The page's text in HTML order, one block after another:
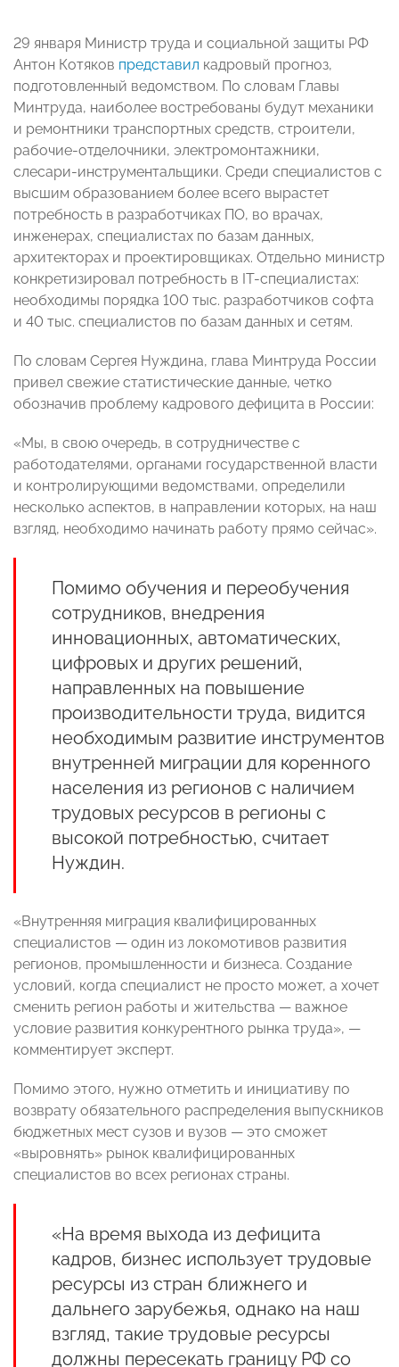
29 января Министр труда и социальной защиты РФ
Антон Котяков представил кадровый прогноз,
подготовленный ведомством. По словам Главы
Минтруда, наиболее востребованы будут механики
и ремонтники транспортных средств, строители,
рабочие-отделочники, электромонтажники,
слесари-инструментальщики. Среди специалистов с
высшим образованием более всего вырастет
потребность в разработчиках ПО, во врачах,
инженерах, специалистах по базам данных,
архитекторах и проектировщиках. Отдельно министр
конкретизировал потребность в IT-специалистах:
необходимы порядка 100 тыс. разработчиков софта
и 40 тыс. специалистов по базам данных и сетям.
По словам Сергея Нуждина, глава Минтруда России
привел свежие статистические данные, четко
обозначив проблему кадрового дефицита в России:
«Мы, в свою очередь, в сотрудничестве с
работодателями, органами государственной власти
и контролирующими ведомствами, определили
несколько аспектов, в направлении которых, на наш
взгляд, необходимо начинать работу прямо сейчас».
Помимо обучения и переобучения
сотрудников, внедрения
инновационных, автоматических,
цифровых и других решений,
направленных на повышение
производительности труда, видится
необходимым развитие инструментов
внутренней миграции для коренного
населения из регионов с наличием
трудовых ресурсов в регионы с
высокой потребностью, считает
Нуждин.
«Внутренняя миграция квалифицированных
специалистов — один из локомотивов развития
регионов, промышленности и бизнеса. Создание
условий, когда специалист не просто может, а хочет
сменить регион работы и жительства — важное
условие развития конкурентного рынка труда», —
комментирует эксперт.
Помимо этого, нужно отметить и инициативу по
возврату обязательного распределения выпускников
бюджетных мест сузов и вузов — это сможет
«выровнять» рынок квалифицированных
специалистов во всех регионах страны.
«На время выхода из дефицита
кадров, бизнес использует трудовые
ресурсы из стран ближнего и
дальнего зарубежья, однако на наш
взгляд, такие трудовые ресурсы
должны пересекать границу РФ со